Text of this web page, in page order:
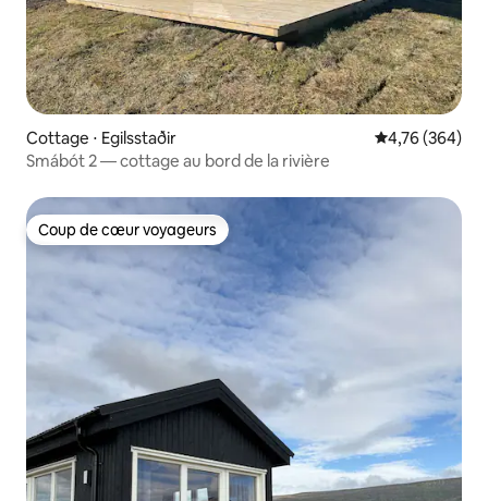
Cottage ⋅ Egilsstaðir Évaluation
4,76 (364)
Smábót 2 — cottage au bord de la rivière
Coup de cœur voyageurs
Coup de cœur voyageurs